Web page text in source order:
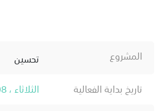
المشروع
تحسين
تاريخ بداية الفعالية
الثلاثاء ، 08 أكتوبر ، 2024